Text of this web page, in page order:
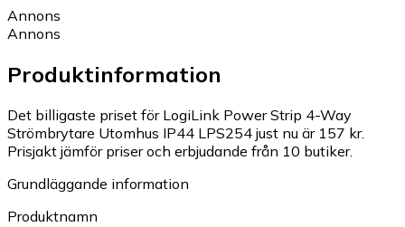
Annons
Annons
Produktinformation
Det billigaste priset för LogiLink Power Strip 4-Way
Strömbrytare Utomhus IP44 LPS254 just nu är 157 kr.
Prisjakt jämför priser och erbjudande från 10 butiker.
Grundläggande information
Produktnamn